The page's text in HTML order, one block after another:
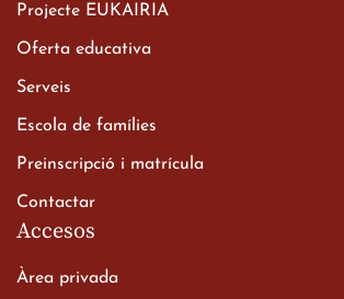
Xerrada del Sr. Bisbe als
Batxillerat
Projecte EUKAIRIA
Oferta educativa
Serveis
Escola de famílies
Preinscripció i matrícula
Contactar
Accesos
Àrea privada